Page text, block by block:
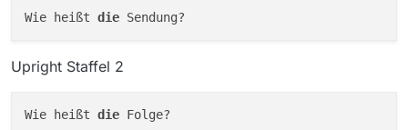
Wie heißt die
Upright Staffel 2
Wie heißt die